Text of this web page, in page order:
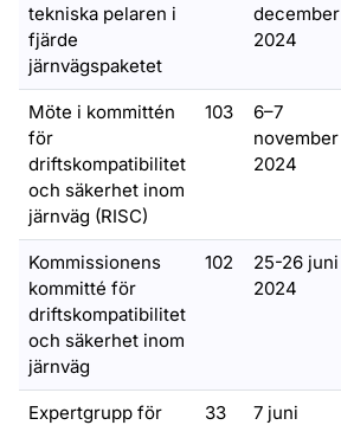
tekniska pelaren i
fjärde
järnvägspaketet
december
2024
Möte i kommittén
för
driftskompatibilitet
och säkerhet inom
järnväg (RISC)
103
6–7
november
2024
Kommissionens
kommitté för
driftskompatibilitet
och säkerhet inom
järnväg
102
25-26 juni
2024
Expertgrupp för
33
7 juni